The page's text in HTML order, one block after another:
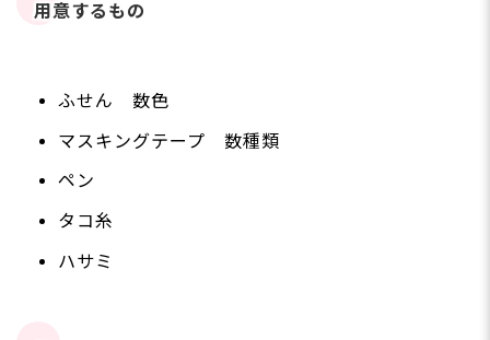
用意するもの
ふせん 数色
マスキングテープ 数種類
ペン
タコ糸
ハサミ